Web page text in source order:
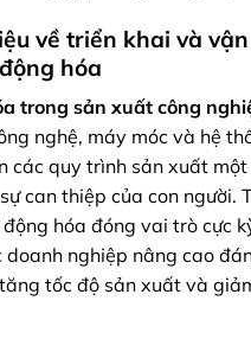
về triển khai và
hóa
trong sản xuất công
nghệ, máy móc và hệ
các quy trình sản xuất
can thiệp của con người.
hóa đóng vai trò cực
doanh nghiệp nâng cao
tốc độ sản xuất và